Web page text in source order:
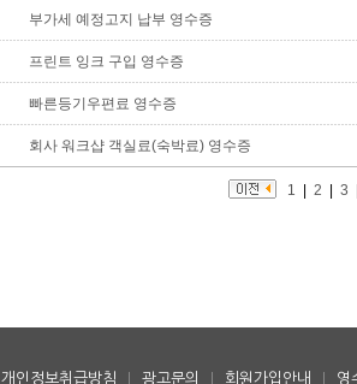
부가세 예정고지 납부 영수증
프린트 잉크 구입 영수증
빠른등기우편료 영수증
회사 워크샵 객실료(숙박료) 영수증
1 2 3
개인정보취급방침 광고문의 회원가입안내 영